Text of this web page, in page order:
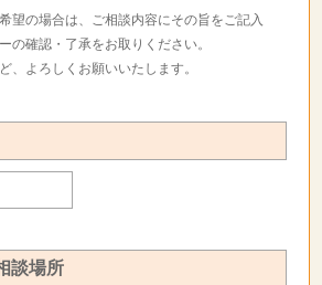
望の場合は、ご相談内容にその旨をご記入
の確認・了承をお取りください。
、よろしくお願いいたします。
談場所